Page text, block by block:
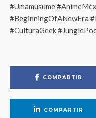
#Umamusume
#BeginningOfANewEra
#CulturaGeek
COMPARTIR
COMPARTIR